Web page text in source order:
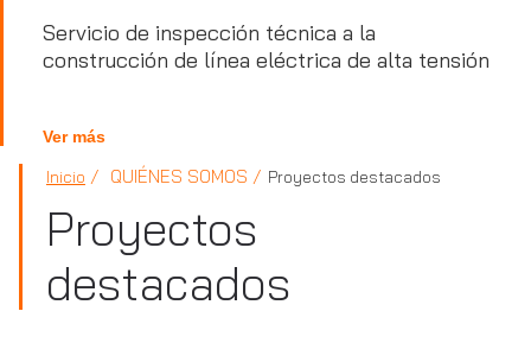
Servicio de inspección técnica a la
construcción de línea eléctrica de alta tensión
Ver más
Inicio QUIÉNES SOMOS Proyectos destacados
Proyectos
destacados